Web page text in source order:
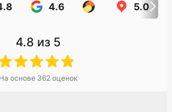
4.6 5.0
4.8 из 5
На основе 362оценок